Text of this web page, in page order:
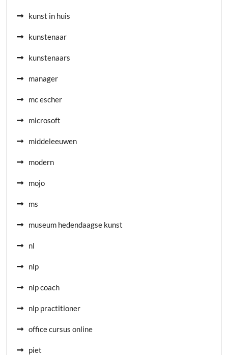
kunst in huis
kunstenaar
kunstenaars
manager
mc escher
microsoft
middeleeuwen
modern
mojo
ms
museum hedendaagse kunst
nl
nlp
nlp coach
nlp practitioner
office cursus online
piet